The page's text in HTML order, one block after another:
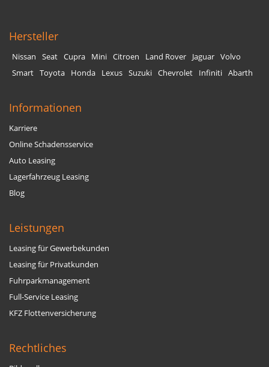
Hersteller
Nissan Seat Cupra Mini Citroen Land Rover Jaguar Volvo
Smart Toyota Honda Lexus Suzuki Chevrolet Infiniti Abarth
Informationen
Karriere
Online Schadensservice
Auto Leasing
Lagerfahrzeug Leasing
Blog
Leistungen
Leasing für Gewerbekunden
Leasing für Privatkunden
Fuhrparkmanagement
Full-Service Leasing
KFZ Flottenversicherung
Rechtliches